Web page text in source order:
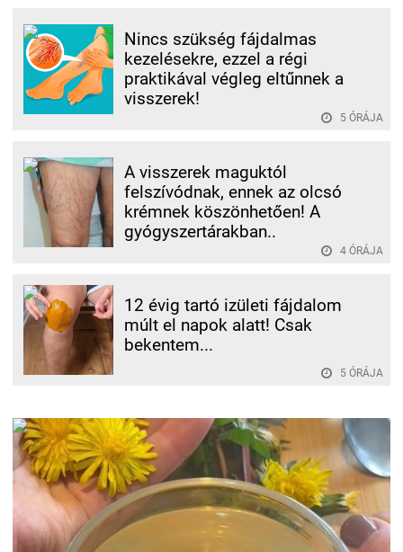
Nincs szükség fájdalmas
kezelésekre, ezzel a régi
praktikával végleg eltűnnek a
visszerek!
5 ÓRÁJA
A visszerek maguktól
felszívódnak, ennek az olcsó
krémnek köszönhetően! A
gyógyszertárakban..
4 ÓRÁJA
12 évig tartó izületi fájdalom
múlt el napok alatt! Csak
bekentem...
5 ÓRÁJA